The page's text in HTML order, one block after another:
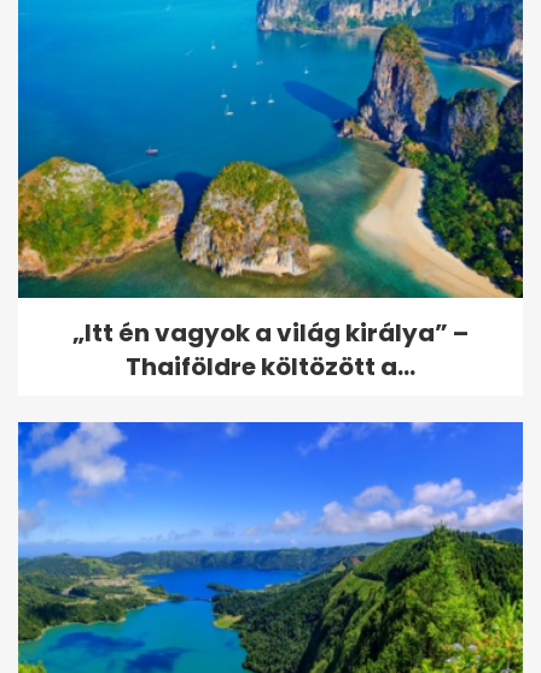
„Itt én vagyok a világ királya” –
Thaiföldre költözött a...